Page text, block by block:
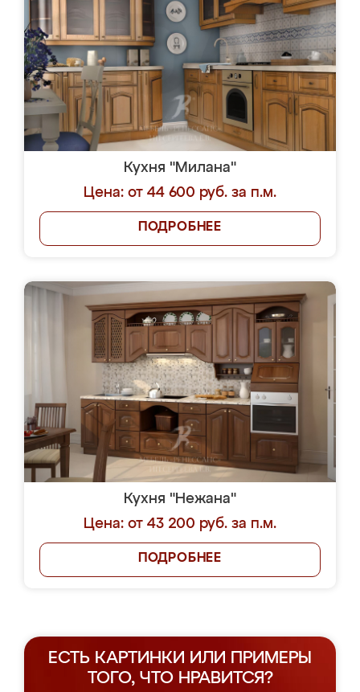
Кухня "Милана"
Цена: от 44 600 руб. за п.м.
ПОДРОБНЕЕ
Кухня "Нежана"
Цена: от 43 200 руб. за п.м.
ПОДРОБНЕЕ
ЕСТЬ КАРТИНКИ ИЛИ ПРИМЕРЫ
ТОГО, ЧТО НРАВИТСЯ?